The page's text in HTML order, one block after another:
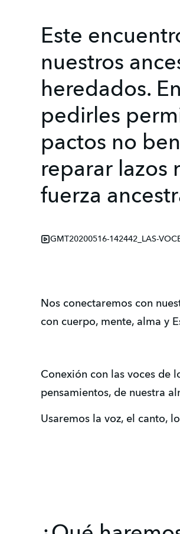
Este
nuestros
heredados.
pedirles
pactos no
reparar lazos
fuerza
GMT20200516-142442_LAS-
Nos conectaremos con
con cuerpo, mente, alma y
Conexión con las voces de
pensamientos, de nuestra
Usaremos la voz, el canto,